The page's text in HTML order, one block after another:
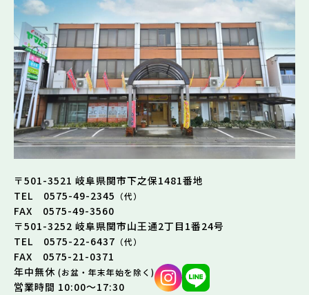
〒501-3521 岐阜県関市下之保1481番地
TEL 0575-49-2345 （代）
FAX 0575-49-3560
〒501-3252 岐阜県関市山王通2丁目1番24号
TEL 0575-22-6437 （代）
FAX 0575-21-0371
年中無休 (お盆・年末年始を除く)
営業時間 10:00～17:30